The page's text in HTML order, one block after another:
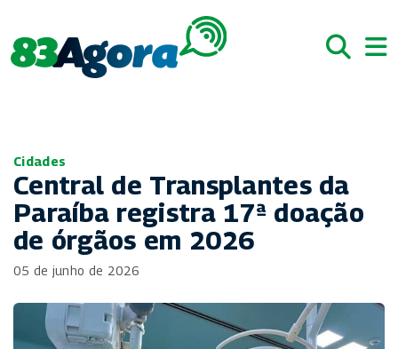
Cidades
Central de Transplantes da
Paraíba registra 17ª doação
de órgãos em 2026
05 de junho de 2026